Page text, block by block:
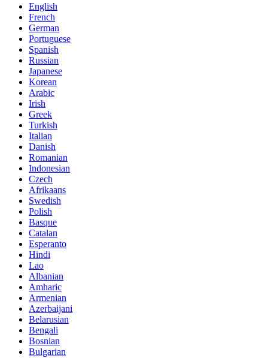
English
French
German
Portuguese
Spanish
Russian
Japanese
Korean
Arabic
Irish
Greek
Turkish
Italian
Danish
Romanian
Indonesian
Czech
Afrikaans
Swedish
Polish
Basque
Catalan
Esperanto
Hindi
Lao
Albanian
Amharic
Armenian
Azerbaijani
Belarusian
Bengali
Bosnian
Bulgarian